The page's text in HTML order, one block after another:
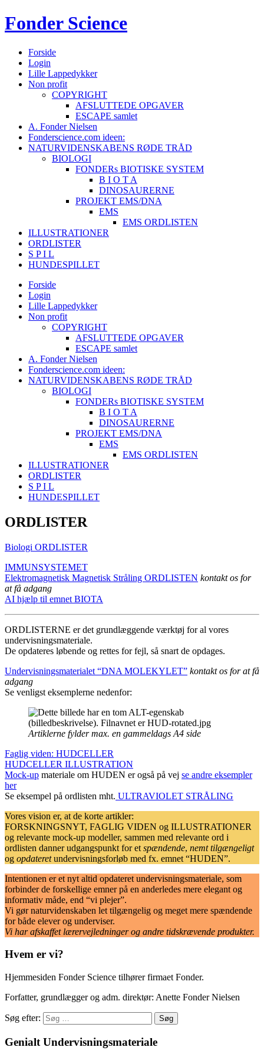
FonderScience
Forside
Login
Lille Lappedykker
Non profit
COPYRIGHT
AFSLUTTEDE OPGAVER
ESCAPE samlet
A. Fonder Nielsen
Fonderscience.com ideen:
NATURVIDENSKABENS RØDE TRÅD
BIOLOGI
FONDERs BIOTISKE SYSTEM
B I O T A
DINOSAURERNE
PROJEKT EMS/DNA
EMS
EMS ORDLISTEN
ILLUSTRATIONER
ORDLISTER
S P I L
HUNDESPILLET
Forside
Login
Lille Lappedykker
Non profit
COPYRIGHT
AFSLUTTEDE OPGAVER
ESCAPE samlet
A. Fonder Nielsen
Fonderscience.com ideen:
NATURVIDENSKABENS RØDE TRÅD
BIOLOGI
FONDERs BIOTISKE SYSTEM
B I O T A
DINOSAURERNE
PROJEKT EMS/DNA
EMS
EMS ORDLISTEN
ILLUSTRATIONER
ORDLISTER
S P I L
HUNDESPILLET
ORDLISTER
Biologi ORDLISTER
IMMUNSYSTEMET
Elektromagnetisk Magnetisk Stråling ORDLISTEN kontakt os for
at få adgang
AI hjælp til emnet BIOTA
ORDLISTERNE er det grundlæggende værktøj for al vores
undervisningsmateriale.
De opdateres løbende og rettes for fejl, så snart de opdages.
Undervisningsmaterialet “DNA MOLEKYLET” kontakt os for at få
adgang
Se venligst eksemplerne nedenfor:
Artiklerne fylder max. en gammeldags A4 side
Faglig viden: HUDCELLER
HUDCELLER ILLUSTRATION
Mock-up materiale om HUDEN er også på vej se andre eksempler
her
Se eksempel på ordlisten mht. ULTRAVIOLET STRÅLING
Vores vision er, at de korte artikler:
FORSKNINGSNYT, FAGLIG VIDEN og ILLUSTRATIONER
og relevante mock-up modeller, sammen med relevante ord i
ordlisten danner udgangspunkt for et spændende, nemt tilgængeligt
og opdateretundervisningsforløb med fx. emnet “HUDEN”.
Intentionen er et nyt altid opdateret undervisningsmateriale, som
forbinder de forskellige emner på en anderledes mere elegant og
informativ måde, end “vi plejer”.
Vi gør naturvidenskaben let tilgængelig og meget mere spændende
for både elever og underviser.
Vi har afskaffet lærervejledninger og andre tidskrævende produkter.
Hvem er vi?
Hjemmesiden Fonder Science tilhører firmaet Fonder.
Forfatter, grundlægger og adm. direktør: Anette Fonder Nielsen
Søg efter:
Genialt Undervisningsmateriale